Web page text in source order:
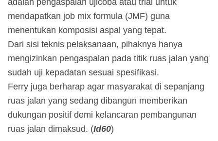
mendapatkan job mix formula (JMF) guna
menentukan komposisi aspal yang tepat.
Dari sisi teknis pelaksanaan, pihaknya hanya
mengizinkan pengaspalan pada titik ruas jalan yang
sudah uji kepadatan sesuai spesifikasi.
Ferry juga berharap agar masyarakat di sepanjang
ruas jalan yang sedang dibangun memberikan
dukungan positif demi kelancaran pembangunan
ruas jalan dimaksud. (Id60)